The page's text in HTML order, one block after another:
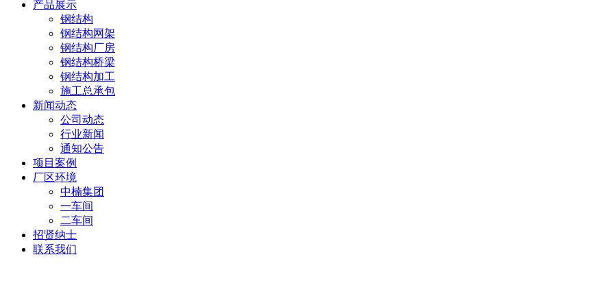
产品展示
钢结构
钢结构网架
钢结构厂房
钢结构桥梁
钢结构加工
施工总承包
新闻动态
公司动态
行业新闻
通知公告
项目案例
厂区环境
中楠集团
一车间
二车间
招贤纳士
联系我们